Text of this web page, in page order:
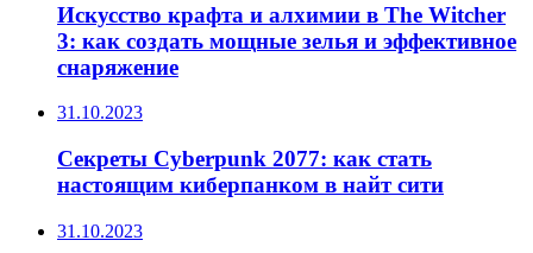
Искусство крафта и алхимии в The Witcher
3: как создать мощные зелья и эффективное
снаряжение
31.10.2023
Секреты Cyberpunk 2077: как стать
настоящим киберпанком в найт сити
31.10.2023